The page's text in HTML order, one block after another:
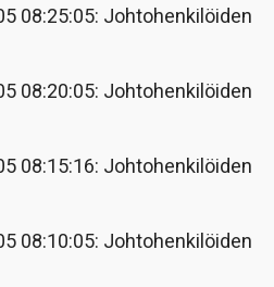
08:25:05: Johtohenkilöiden
08:20:05: Johtohenkilöiden
08:15:16: Johtohenkilöiden
08:10:05: Johtohenkilöiden